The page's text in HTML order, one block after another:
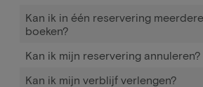
Kan ik in één reservering
boeken?
Kan ik mijn reservering annuleren?
Kan ik mijn verblijf verlengen?